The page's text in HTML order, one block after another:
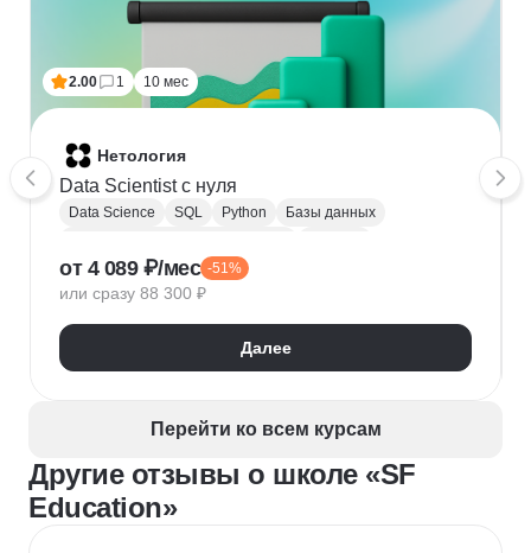
2.00 1 10 мес
Нетология
Data Scientist с нуля
Data Science SQL Python
Базы данных
Keras
Машинное обучение
Искусственный интеллект
Математика для Data Science
Статистика
Pandas
от 4 089 ₽/мес -51%
или сразу 88 300 ₽
Далее
Перейти ко всем курсам
Другие отзывы о школе «SF
Education»